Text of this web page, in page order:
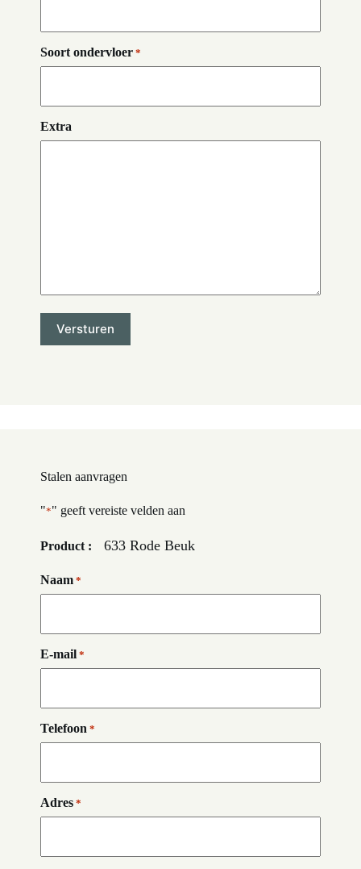
Soort ondervloer *
Extra
Stalen aanvragen
"*" geeft vereiste velden aan
Product : 633 Rode Beuk
Naam *
E-mail *
Telefoon *
Adres *